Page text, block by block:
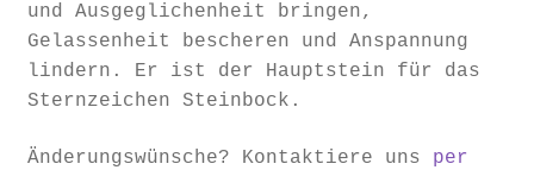
und Ausgeglichenheit bringen,
Gelassenheit bescheren und Anspannung
lindern. Er ist der Hauptstein für das
Sternzeichen Steinbock.
Änderungswünsche? Kontaktiere uns per